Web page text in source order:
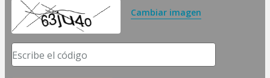
Cambiar imagen
Escribe el código